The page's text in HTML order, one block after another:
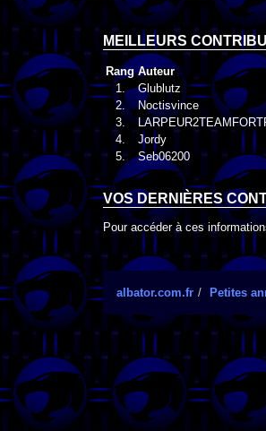
MEILLEURS
Rang Auteur
1.
Glublutz
2.
Noctisvince
3.
4.
Jordy
5.
Seb06200
VOS DERNIÈRES
Pour accéder à ces
albator.com.fr Petites